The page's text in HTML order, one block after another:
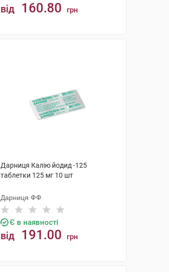
від 160.80 грн
Дарниця Калію йодид -125
таблетки 125 мг 10 шт
Дарниця ФФ
Є в наявності
від 191.00 грн